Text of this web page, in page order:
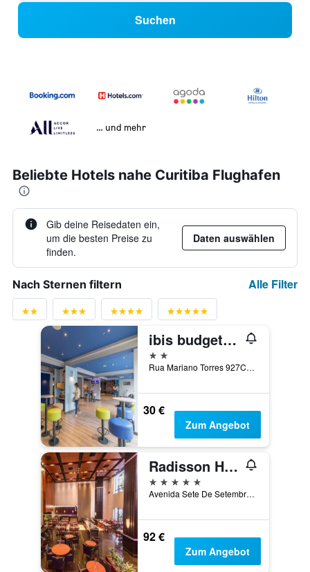
Suchen
… und mehr
Beliebte Hotels nahe Curitiba Flughafen
Gib deine Reisedaten ein,
um die besten Preise zu
finden.
Daten auswählen
Nach Sternen filtern Alle Filter
ibis budget Curitiba Centro
2 Sterne
Rua Mariano Torres 927Centro, Curitiba, Brasilien
30 €
Zum Angebot
Radisson Hotel Curitiba
5 Sterne
Avenida Sete De Setembro 5190, Curitiba, Brasilien
92 €
Zum Angebot